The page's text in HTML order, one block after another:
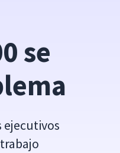
se
ejecutivos